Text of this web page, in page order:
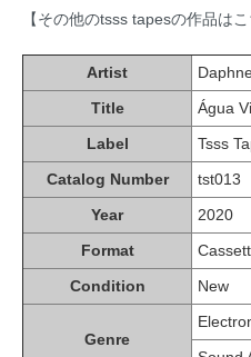
【その他のtsss tapesの作品はこ
Artist
Title
Água
Label
Tsss
Catalog Number
tst013
Year
2020
Format
Condition
New
Genre